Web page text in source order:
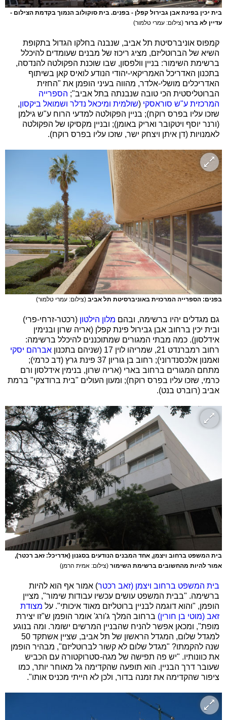
בית יכין בפינת אבן גבירול קפלן - בפנים. בית סוקולוב הנמוך בקדמת הצילום -
עדיין לא ברור (צילום: עמרי טלמור)
קמפוס אוניברסיטת תל אביב, שנבנה בחלקו הגדול בתקופת
השיא של הברוטליזם, מציג ריכוז של מבנים שעומדים להיכלל
ברשימת השימור: בניין וולפסון, שבו שוכנת הפקולטה להנדסה,
בתכנון האדריכל האמריקאי-יהודי הנודע לואיס קאן בשיתוף
האדריכלים מושלי-אלדר, מהווה בעיני הופמן את "החזית
הברוטליסטית הכי טובה שנבנתה בתל אביב"; הספרייה
המרכזית ע"ש סוראסקי (שולמית ומיכאל נדלר ושמואל ביקסון,
שזכו עליו בפרס רוקח); בניין הפקולטה למדעי הרוח ע"ש גילמן
(ורנר יוסף ויטקובר ואריק באומן); ובניין מקסיקו של הפקולטה
לאמנויות (דן איתן ויצחק ישר, שזכו עליו בפרס רוקח).
בפנים: הספרייה המרכזית באוניברסיטת תל אביב (צילום: עמרי טלמור)
גם מגדלים יהיו ברשימה, ובהם מלון הילטון (רכטר-זרחי-פרי)
ובית יכין ברחוב אבן גבירול פינת קפלן (אריה שרון ובנימין
אידלסון). כמה מבתי המגורים שמתוכננים להיכלל ברשימה:
רחוב רמברנדט 21, שמריהו לוין 17 (שניהם בתכנון
אברהם יסקי
ואמנון אלכסנדרוני); רחוב בן גוריון 37 פינת גרץ (דב כרמי);
מתחם המגורים ברחוב בארי (אריה שרון, בנימין אידלסון ורם
כרמי, שזכו עליו בפרס רוקח); ומעון העולים "בית ברודצקי" ברמת
אביב (רוברט בנט).
בית המשפט ברחוב ויצמן, אחד המבנים הנודעים בסגנון (אדריכל: זאב רכטר),
אמור להיות מהחשובים ברשימת השימור (צילום: אמית הרמן)
בית המשפט ברחוב ויצמן (זאב רכטר) אמור אף הוא להיות
ברשימה. "בבית המשפט עושים עכשיו עבודות שימור", מציין
הופמן, "והוא דוגמה לבניין ברוטליזם מאוד איכותי". על מצודת
זאב (מוטי בן חורין) ברחוב המלך ג'ורג' אומר הופמן ש"זו יצירת
מופת", ומכאן אפשר להניח שהבניין המרשים ישומר. ומה בנוגע
למגדל שלום, המגדל הראשון של תל אביב, שציין אשתקד 50
שנה להקמתו? "מגדל שלום לא קשור לברוטליזם", מבהיר הופמן
את כוונותיו. "יש פה תפישה של מגה-סטרוקטורה עם הכביש
שעובר דרך הבניין. הוא תופעה שהקדימה גל מאוחר יותר, כמו
ציפור שהקדימה את זמנה בדור, ולכן לא הייתי מכניס אותו".